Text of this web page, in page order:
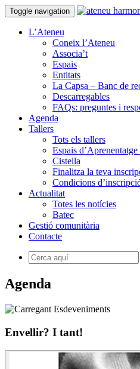
Toggle navigation
L’Ateneu
Coneix l’Ateneu
Associa’t
Espais
Entitats
La Capsa – Banc de
Descarregables
FAQs: preguntes i
Agenda
Tallers
Tots els tallers
Espais
Cistella
Finalitza la teva
Condicions
Actualitat
Totes les notícies
Batec
Gestió comunitària
Contacte
Agenda
Envellir? I tant!